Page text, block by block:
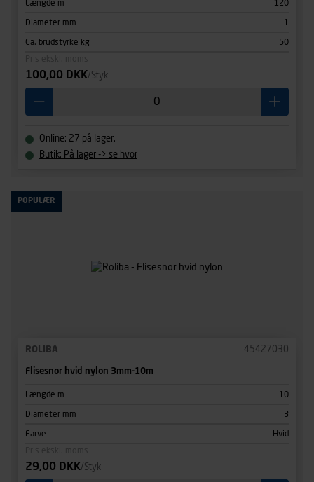
Længde m 120
Diameter mm 1
Ca. brudstyrke kg
50
100,00 DKK/Styk
Online: 27 på lager.
Butik: På lager -> se hvor
POPULÆR
ROLIBA 45427030
Flisesnor hvid nylon 3mm-10m
Længde m 10
Diameter mm 3
Farve
Hvid
29,00 DKK/Styk